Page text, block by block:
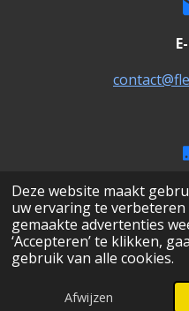
Deze website maakt
uw ervaring te verbeteren
gemaakte advertenties
‘Accepteren’ te klikken,
gebruik van alle cookies.
Afwijzen
F
e
© 1992-2026 Fleurich Fierder